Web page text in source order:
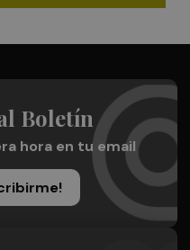
Boletín
hora en tu email